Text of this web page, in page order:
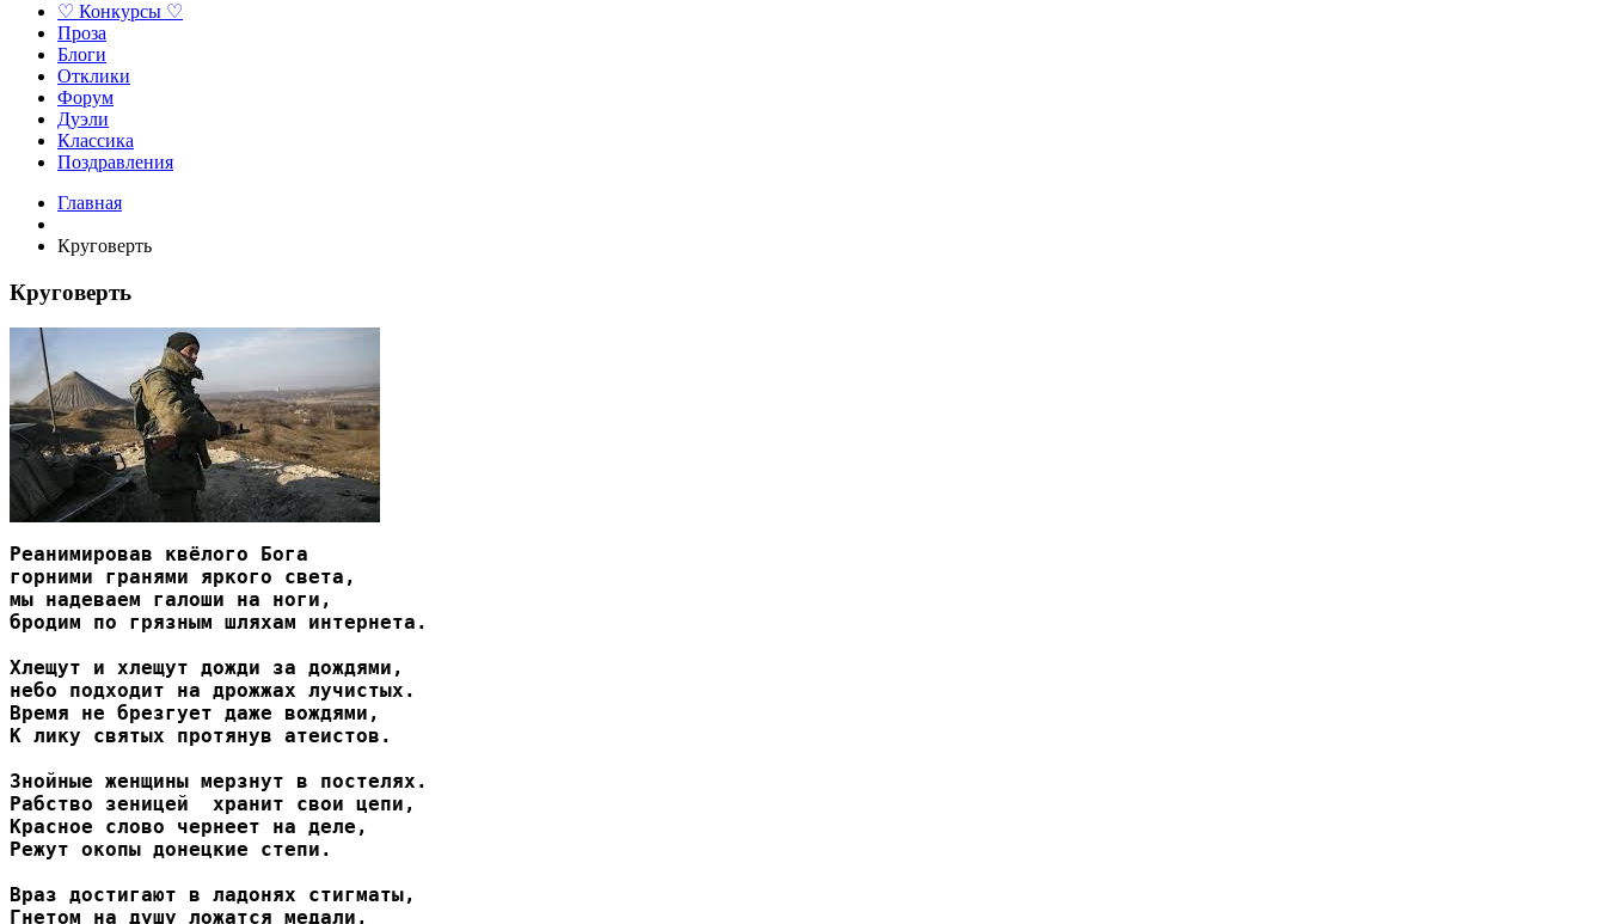
♡ Конкурсы ♡
Проза
Блоги
Отклики
Форум
Дуэли
Классика
Поздравления
Главная
Круговерть
Круговерть
Реанимировав квёлого Бога
горними гранями яркого света,
мы надеваем галоши на ноги,
бродим по грязным шляхам интернета.
Хлещут и хлещут дожди за дождями,
небо подходит на дрожжах лучистых.
Время не брезгует даже вождями,
К лику святых протянув атеистов.
Знойные женщины мерзнут в постелях.
Рабство зеницей  хранит свои цепи,
Красное слово чернеет на деле,
Режут окопы донецкие степи.
Враз достигают в ладонях стигматы,
Гнетом на душу ложатся медали,